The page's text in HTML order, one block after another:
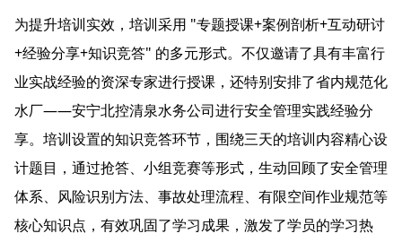
为提升培训实效，培训采用 "专题授课+案例剖析+互动研讨
+经验分享+知识竞答" 的多元形式。不仅邀请了具有丰富行
业实战经验的资深专家进行授课，还特别安排了省内规范化
水厂——安宁北控清泉水务公司进行安全管理实践经验分
享。培训设置的知识竞答环节，围绕三天的培训内容精心设
计题目，通过抢答、小组竞赛等形式，生动回顾了安全管理
体系、风险识别方法、事故处理流程、有限空间作业规范等
核心知识点，有效巩固了学习成果，激发了学员的学习热